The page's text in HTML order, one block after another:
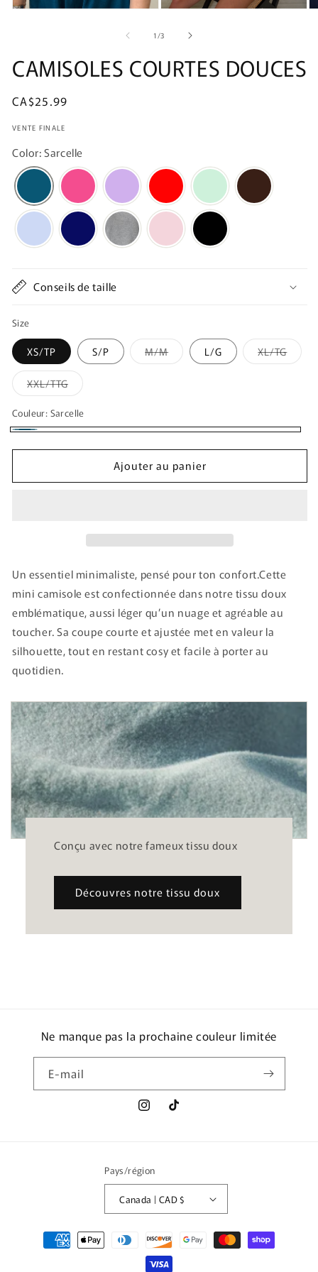
1/de
3
CAMISOLES COURTES DOUCES
Prix
CA$25.99
VENTE FINALE
Color: Sarcelle
Conseils de taille
Size
XS/TP S/P M/MVariante
épuisée
L/G XL/TG
XXL/TTGVariante
épuisée
indisponible
Couleur: Sarcelle
Ajouter au panier
Un essentiel minimaliste, pensé pour ton confort.Cette
mini camisole est confectionnée dans notre tissu doux
emblématique, aussi léger qu’un nuage et agréable au
toucher. Sa coupe courte et ajustée met en valeur la
silhouette, tout en restant cosy et facile à porter au
quotidien.
Conçu avec notre fameux tissu doux
Découvres notre tissu doux
Ne manque pas la prochaine couleur limitée
E-mail
InstagramTikTok
Pays/région
Canada | CAD $
Moyens